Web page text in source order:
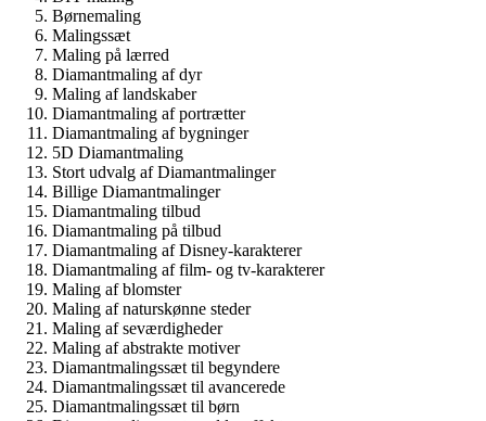
Børnemaling
Malingssæt
Maling på lærred
Diamantmaling af dyr
Maling af landskaber
Diamantmaling af portrætter
Diamantmaling af bygninger
5D Diamantmaling
Stort udvalg af Diamantmalinger
Billige Diamantmalinger
Diamantmaling tilbud
Diamantmaling på tilbud
Diamantmaling af Disney-karakterer
Diamantmaling af film- og tv-karakterer
Maling af blomster
Maling af naturskønne steder
Maling af seværdigheder
Maling af abstrakte motiver
Diamantmalingssæt til begyndere
Diamantmalingssæt til avancerede
Diamantmalingssæt til børn